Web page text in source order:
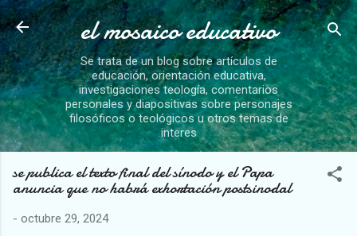
Ir al contenido principal
el mosaico educativo
Se trata de un blog sobre artículos de
educación, orientación educativa,
investigaciones teología, comentarios
personales y diapositivas sobre personajes
filosóficos o teológicos u otros temas de
interes
se publica el texto final del sínodo y el Papa
anuncia que no habrá exhortación postsinodal
- octubre 29, 2024